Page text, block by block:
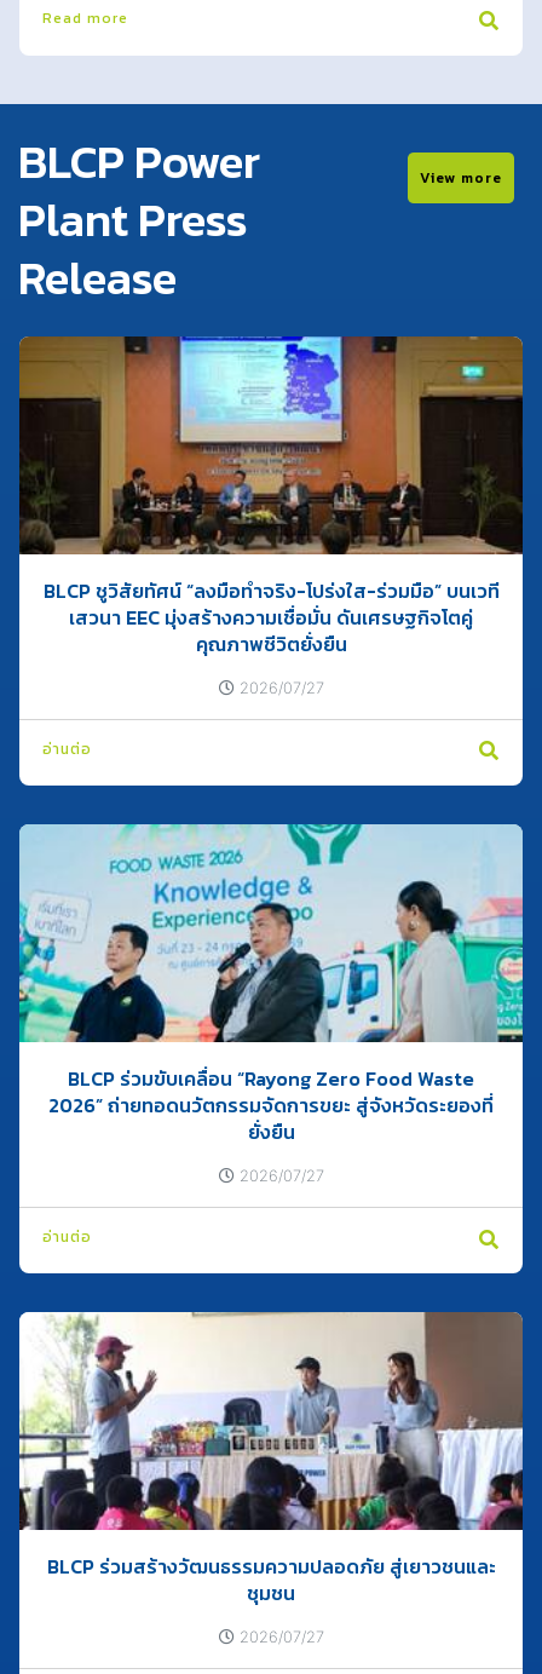
Read more
BLCP Power
Plant Press
Release
View more
BLCP ชูวิสัยทัศน์ “ลงมือทำจริง-โปร่งใส-ร่วมมือ” บนเวที
เสวนา EEC มุ่งสร้างความเชื่อมั่น ดันเศรษฐกิจโตคู่
คุณภาพชีวิตยั่งยืน
2026/07/27
อ่านต่อ
BLCP ร่วมขับเคลื่อน “Rayong Zero Food Waste
2026” ถ่ายทอดนวัตกรรมจัดการขยะ สู่จังหวัดระยองที่
ยั่งยืน
2026/07/27
อ่านต่อ
BLCP ร่วมสร้างวัฒนธรรมความปลอดภัย สู่เยาวชนและ
ชุมชน
2026/07/27